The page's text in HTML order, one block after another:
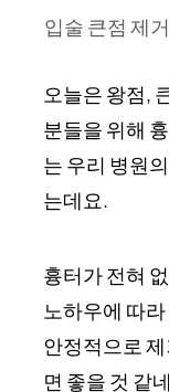
입술 큰점 제
오늘은 왕점,
분들을 위해
는 우리 병원
는데요.
흉터가 전혀
노하우에 따
안정적으로
면 좋을 것 같